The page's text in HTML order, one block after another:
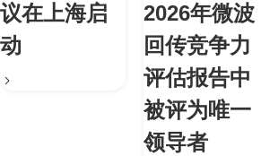
议在上海启
动
2026年微波
回传竞争力
评估报告中
被评为唯一
领导者